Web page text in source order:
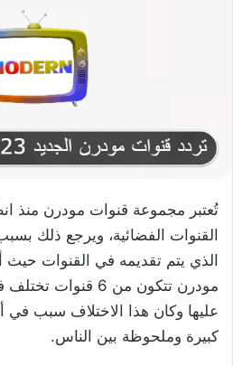
تُعتبر مجموعة قنوات مودرن منذ
القنوات الفضائية، ويرجع ذلك
الذي يتم تقديمه في القنوات
مودرن تتكون من 6
عليها وكان هذا الاختلاف سبب في
كبيرة وملحوظة بين الناس.